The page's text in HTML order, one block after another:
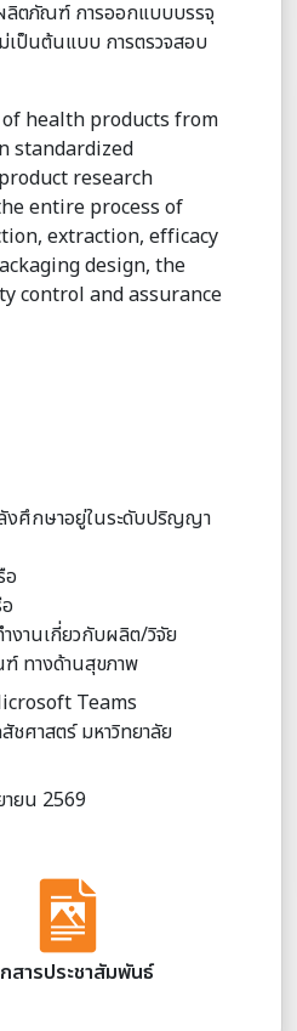
ลิตภัณฑ์ การออกแบบบรรจุ
ป็นต้นแบบ การตรวจสอบ
health products from
standardized
research
entire process of
extraction, efficacy
design, the
control and assurance
ศึกษาอยู่ในระดับปริญญา
อ
งานเกี่ยวกับผลิต/วิจัย
ทางด้านสุขภาพ
Teams
ศาสตร์ มหาวิทยาลัย
ยน 2569
สารประชาสัมพันธ์